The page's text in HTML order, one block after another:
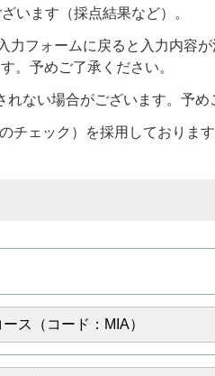
います（採点結果など）。
力フォームに戻ると入力内容
。予めご了承ください。
ない場合がございます。予め
ェック）を採用しております